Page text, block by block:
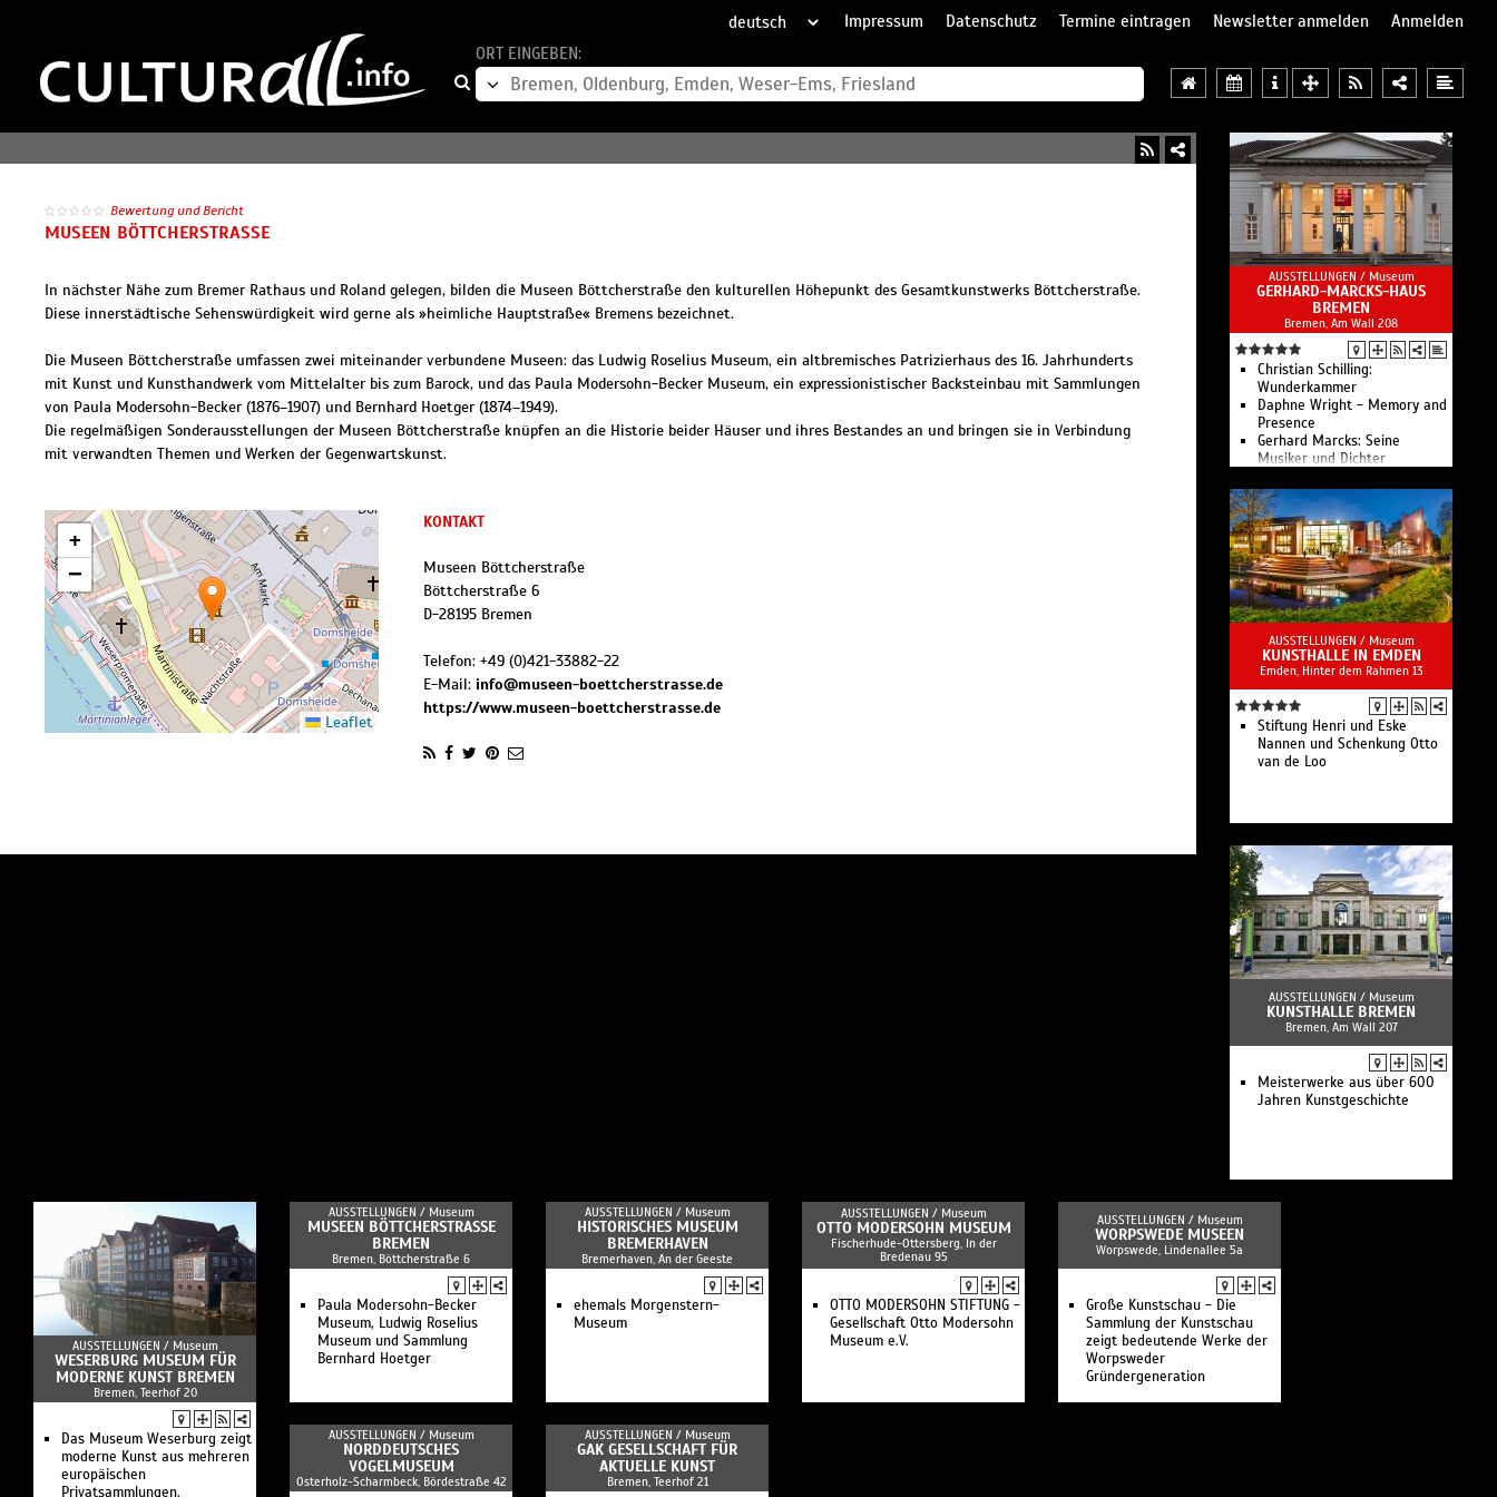
Impressum Datenschutz Termine eintragen Newsletter anmelden
Anmelden
ORT EINGEBEN:
Bewertung und Bericht
MUSEEN BÖTTCHERSTRASSE
In nächster Nähe zum Bremer Rathaus und Roland gelegen, bilden die Museen Böttcherstraße den kulturellen Höhepunkt des Gesamtkunstwerks Böttcherstraße.
Diese innerstädtische Sehenswürdigkeit wird gerne als »heimliche Hauptstraße« Bremens bezeichnet.
Die Museen Böttcherstraße umfassen zwei miteinander verbundene Museen: das Ludwig Roselius Museum, ein altbremisches Patrizierhaus des 16. Jahrhunderts
mit Kunst und Kunsthandwerk vom Mittelalter bis zum Barock, und das Paula Modersohn-Becker Museum, ein expressionistischer Backsteinbau mit Sammlungen
von Paula Modersohn-Becker (1876–1907) und Bernhard Hoetger (1874–1949).
Die regelmäßigen Sonderausstellungen der Museen Böttcherstraße knüpfen an die Historie beider Häuser und ihres Bestandes an und bringen sie in Verbindung
mit verwandten Themen und Werken der Gegenwartskunst.
+
−
Leaflet
KONTAKT
Museen Böttcherstraße
Böttcherstraße 6
D-28195 Bremen
Telefon: +49 (0)421-33882-22
E-Mail: info@museen-boettcherstrasse.de
https://www.museen-boettcherstrasse.de
AUSSTELLUNGEN / Museum
GERHARD-MARCKS-HAUS
BREMEN
Bremen, Am Wall 208
Christian Schilling:
Wunderkammer
Daphne Wright - Memory and
Presence
Gerhard Marcks: Seine
Musiker und Dichter
Verborgene Schätze -
Sammlung online
Kinder- und
Familienprogramm
Das Bildhauermuseum im
Norden
AUSSTELLUNGEN / Museum
KUNSTHALLE IN EMDEN
Emden, Hinter dem Rahmen 13
Stiftung Henri und Eske
Nannen und Schenkung Otto
van de Loo
AUSSTELLUNGEN / Museum
KUNSTHALLE BREMEN
Bremen, Am Wall 207
Meisterwerke aus über 600
Jahren Kunstgeschichte
AUSSTELLUNGEN / Museum
WESERBURG MUSEUM FÜR
MODERNE KUNST BREMEN
Bremen, Teerhof 20
Das Museum Weserburg zeigt
moderne Kunst aus mehreren
europäischen
Privatsammlungen.
AUSSTELLUNGEN / Museum
MUSEEN BÖTTCHERSTRASSE B
REMEN
Bremen, Böttcherstraße 6
Paula Modersohn-Becker
Museum, Ludwig Roselius
Museum und Sammlung
Bernhard Hoetger
AUSSTELLUNGEN / Museum
HISTORISCHES MUSEUM
BREMERHAVEN
Bremerhaven, An der Geeste
ehemals Morgenstern-
Museum
AUSSTELLUNGEN / Museum
OTTO MODERSOHN MUSEUM
Fischerhude-Ottersberg, In der
Bredenau 95
OTTO MODERSOHN STIFTUNG -
Gesellschaft Otto Modersohn
Museum e.V.
AUSSTELLUNGEN / Museum
WORPSWEDE MUSEEN
Worpswede, Lindenallee 5a
Große Kunstschau - Die
Sammlung der Kunstschau
zeigt bedeutende Werke der
Worpsweder
Gründergeneration
AUSSTELLUNGEN / Museum
NORDDEUTSCHES
VOGELMUSEUM
Osterholz-Scharmbeck, Bördestraße 42
AUSSTELLUNGEN / Museum
GAK GESELLSCHAFT FÜR
AKTUELLE KUNST
Bremen, Teerhof 21